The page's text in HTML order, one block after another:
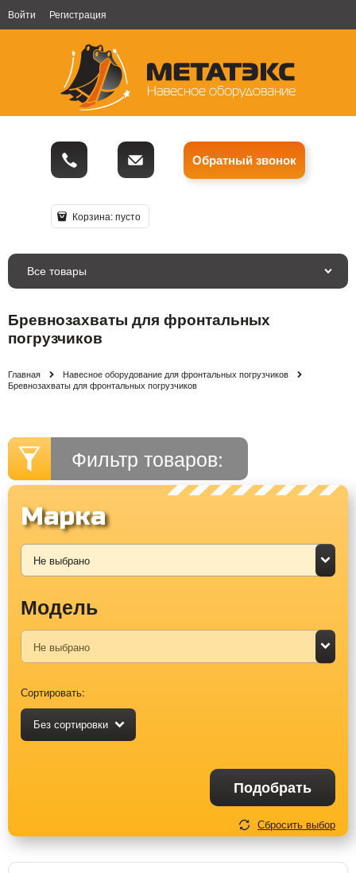
Войти Регистрация
Обратный звонок
Корзина:пусто
Все товары
Бревнозахваты для фронтальных
погрузчиков
Главная
Навесное оборудование для фронтальных погрузчиков
Бревнозахваты для фронтальных погрузчиков
Фильтр товаров:
Марка
Модель
Сортировать:
Без сортировки
Подобрать
Сбросить выбор